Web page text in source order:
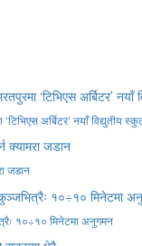
अर्बिटर’ नयाँ विद्युतीय
जडान
१०÷१० मिनेटमा अनुगमन